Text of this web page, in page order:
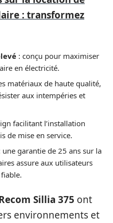
: transformez
: conçu pour maximiser
en électricité.
matériaux de haute qualité,
aux intempéries et
facilitant l’installation
de mise en service.
une garantie de 25 ans sur la
assure aux utilisateurs
Sillia 375 ont
environnements et